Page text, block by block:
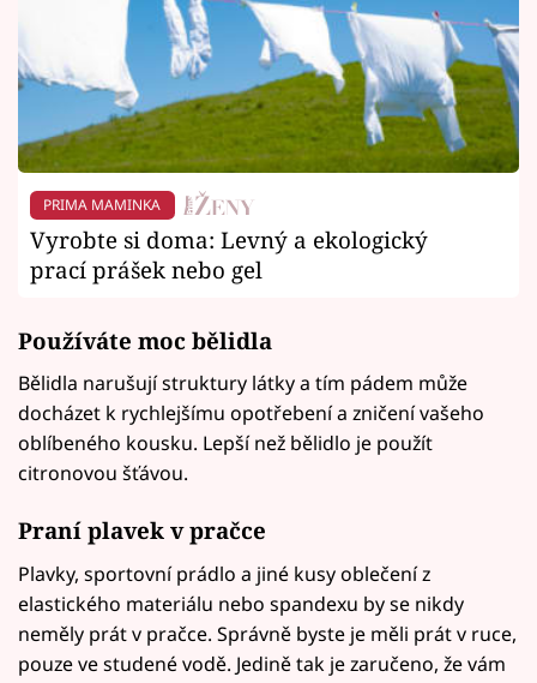
PRIMA MAMINKA
Vyrobte si doma: Levný a ekologický
prací prášek nebo gel
Používáte moc bělidla
Bělidla narušují struktury látky a tím pádem může
docházet k rychlejšímu opotřebení a zničení vašeho
oblíbeného kousku. Lepší než bělidlo je použít
citronovou šťávou.
Praní plavek v pračce
Plavky, sportovní prádlo a jiné kusy oblečení z
elastického materiálu nebo spandexu by se nikdy
neměly prát v pračce. Správně byste je měli prát v ruce,
pouze ve studené vodě. Jedině tak je zaručeno, že vám